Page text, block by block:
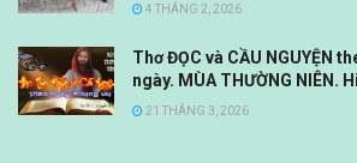
4 THÁNG 2, 2026
Thơ ĐỌC và CẦU NGUYỆN
ngày. MÙA THƯỜNG NIÊN.
21 THÁNG 3, 2026